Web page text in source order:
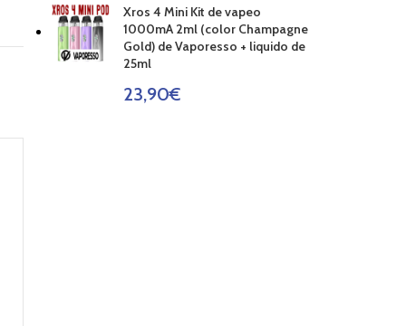
Xros 4 Mini Kit de vapeo
1000mA 2ml (color Champagne
Gold) de Vaporesso + liquido de
25ml
23,90€